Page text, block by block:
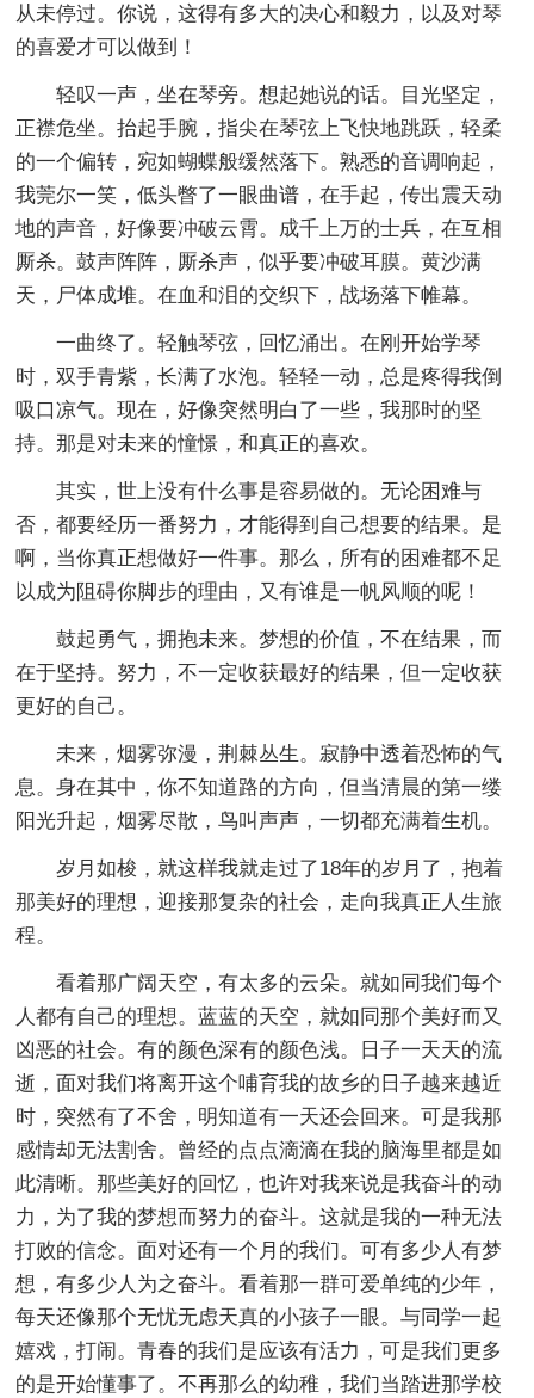
从未停过。你说，这得有多大的决心和毅力，以及对琴
的喜爱才可以做到！
轻叹一声，坐在琴旁。想起她说的话。目光坚定，
正襟危坐。抬起手腕，指尖在琴弦上飞快地跳跃，轻柔
的一个偏转，宛如蝴蝶般缓然落下。熟悉的音调响起，
我莞尔一笑，低头瞥了一眼曲谱，在手起，传出震天动
地的声音，好像要冲破云霄。成千上万的士兵，在互相
厮杀。鼓声阵阵，厮杀声，似乎要冲破耳膜。黄沙满
天，尸体成堆。在血和泪的交织下，战场落下帷幕。
一曲终了。轻触琴弦，回忆涌出。在刚开始学琴
时，双手青紫，长满了水泡。轻轻一动，总是疼得我倒
吸口凉气。现在，好像突然明白了一些，我那时的坚
持。那是对未来的憧憬，和真正的喜欢。
其实，世上没有什么事是容易做的。无论困难与
否，都要经历一番努力，才能得到自己想要的结果。是
啊，当你真正想做好一件事。那么，所有的困难都不足
以成为阻碍你脚步的理由，又有谁是一帆风顺的呢！
鼓起勇气，拥抱未来。梦想的价值，不在结果，而
在于坚持。努力，不一定收获最好的结果，但一定收获
更好的自己。
未来，烟雾弥漫，荆棘丛生。寂静中透着恐怖的气
息。身在其中，你不知道路的方向，但当清晨的第一缕
阳光升起，烟雾尽散，鸟叫声声，一切都充满着生机。
岁月如梭，就这样我就走过了18年的岁月了，抱着
那美好的理想，迎接那复杂的社会，走向我真正人生旅
程。
看着那广阔天空，有太多的云朵。就如同我们每个
人都有自己的理想。蓝蓝的天空，就如同那个美好而又
凶恶的社会。有的颜色深有的颜色浅。日子一天天的流
逝，面对我们将离开这个哺育我的故乡的日子越来越近
时，突然有了不舍，明知道有一天还会回来。可是我那
感情却无法割舍。曾经的点点滴滴在我的脑海里都是如
此清晰。那些美好的回忆，也许对我来说是我奋斗的动
力，为了我的梦想而努力的奋斗。这就是我的一种无法
打败的信念。面对还有一个月的我们。可有多少人有梦
想，有多少人为之奋斗。看着那一群可爱单纯的少年，
每天还像那个无忧无虑天真的小孩子一眼。与同学一起
嬉戏，打闹。青春的我们是应该有活力，可是我们更多
的是开始懂事了。不再那么的幼稚，我们当踏进那学校